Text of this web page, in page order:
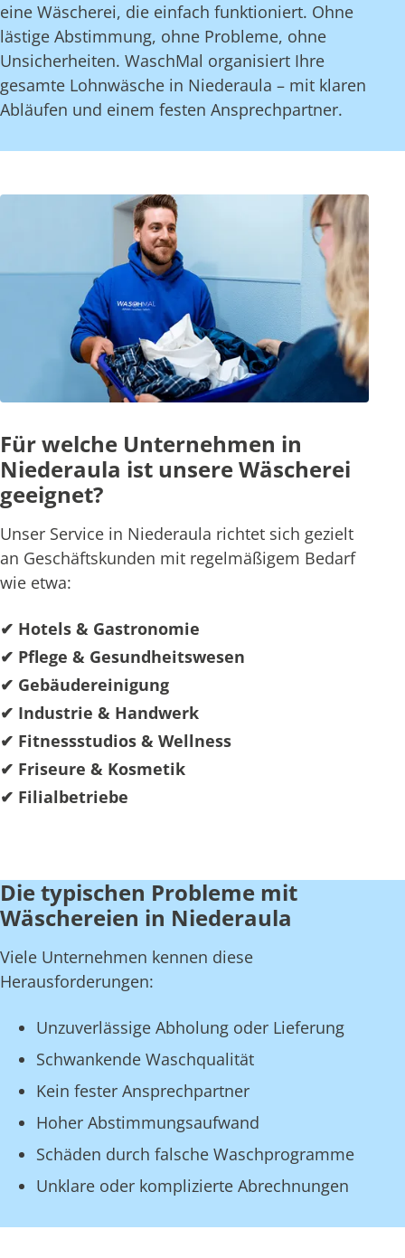
eine Wäscherei, die einfach funktioniert. Ohne
lästige Abstimmung, ohne Probleme, ohne
Unsicherheiten. WaschMal organisiert Ihre
gesamte Lohnwäsche in Niederaula – mit klaren
Abläufen und einem festen Ansprechpartner.
Für welche Unternehmen in
Niederaula ist unsere Wäscherei
geeignet?
Unser Service in Niederaula richtet sich gezielt
an Geschäftskunden mit regelmäßigem Bedarf
wie etwa:
✔ Hotels & Gastronomie
✔ Pflege & Gesundheitswesen
✔ Gebäudereinigung
✔ Industrie & Handwerk
✔ Fitnessstudios & Wellness
✔ Friseure & Kosmetik
✔ Filialbetriebe
Die typischen Probleme mit
Wäschereien in Niederaula
Viele Unternehmen kennen diese
Herausforderungen:
Unzuverlässige Abholung oder Lieferung
Schwankende Waschqualität
Kein fester Ansprechpartner
Hoher Abstimmungsaufwand
Schäden durch falsche Waschprogramme
Unklare oder komplizierte Abrechnungen